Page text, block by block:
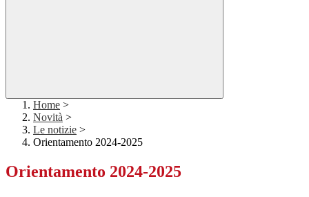
Home >
Novità >
Le notizie >
Orientamento 2024-2025
Orientamento 2024-2025